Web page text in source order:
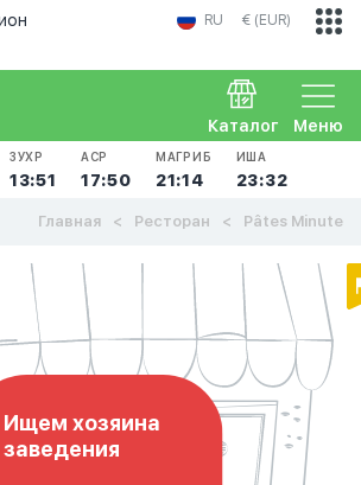
RU € (EUR)
Меню
Каталог
ЗУХР
13:51
АСР
17:50
МАГРИБ
21:14
ИША
23:32
Главная Ресторан Pâtes Minute
Ищем хозяина
заведения